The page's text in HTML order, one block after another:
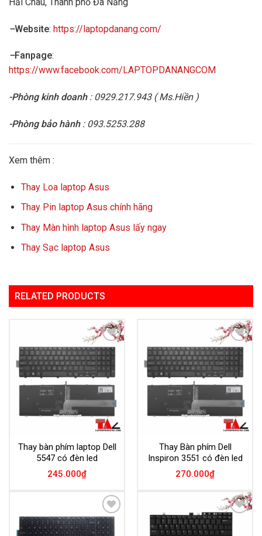
–Website: https://laptopdanang.com/
–Fanpage:
https://www.facebook.com/LAPTOPDANANGCOM
-Phòng kinh doanh: 0929.217.943 ( Ms.Hiền )
-Phòng bảo hành: 093.5253.288
Xem thêm :
Thay Loa laptop Asus
Thay Pin laptop Asus chính hãng
Thay Màn hình laptop Asus lấy ngay
Thay Sạc laptop Asus
RELATED PRODUCTS
Add to
Wishlist
Thay bàn phím laptop Dell
5547 có đèn led
245.000₫
Add to
Wishlist
Thay Bàn phím Dell
Inspiron 3551 có đèn led
270.000₫
Add to
Wishlist
Add to
Wishlist